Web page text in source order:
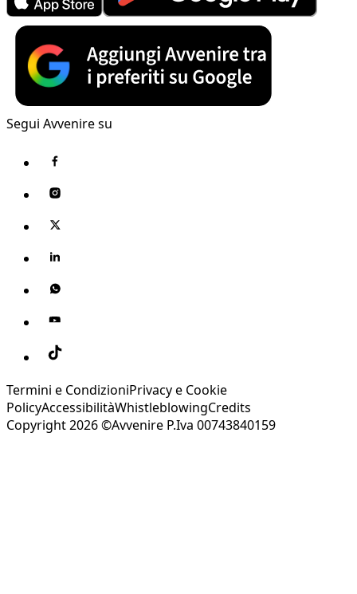
Segui Avvenire su
Termini e CondizioniPrivacy e Cookie
PolicyAccessibilitàWhistleblowingCredits
Copyright 2026 ©Avvenire P.Iva 00743840159